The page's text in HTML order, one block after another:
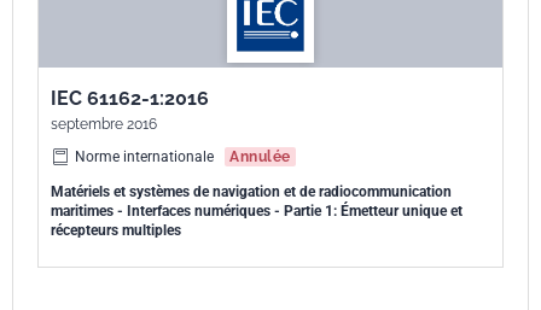
large bande passante comme les radars ou l'imagerie vidéo, ou encore
les bases de données intensives et les applications de transfert de
fichiers. En l'absence de disposition assurant l'émission des
messages et compte tenu de la capacité limitée de vérification des
erreurs, il est important d'utiliser le présent document avec précaution
dans toutes les applications de sécurité. Pour les applications dans
lesquelles un débit d'émission plus rapide est nécessaire, l'IEC 61162-
2 s'applique.
IEC 61162-1:2016
septembre 2016
Norme internationale
Annulée
Matériels et systèmes de navigation et de radiocommunication
maritimes - Interfaces numériques - Partie 1: Émetteur unique et
récepteurs multiples